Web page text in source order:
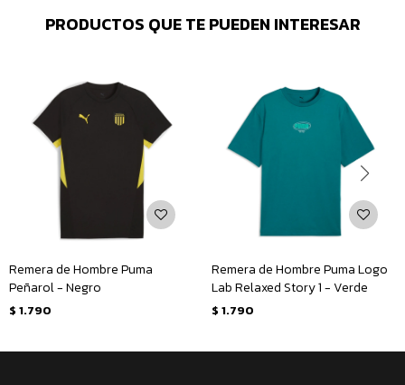
PRODUCTOS QUE TE PUEDEN INTERESAR
Remera de Hombre Puma
Peñarol - Negro
$ 1.790
Remera de Hombre Puma Logo
Lab Relaxed Story 1 - Verde
$ 1.790